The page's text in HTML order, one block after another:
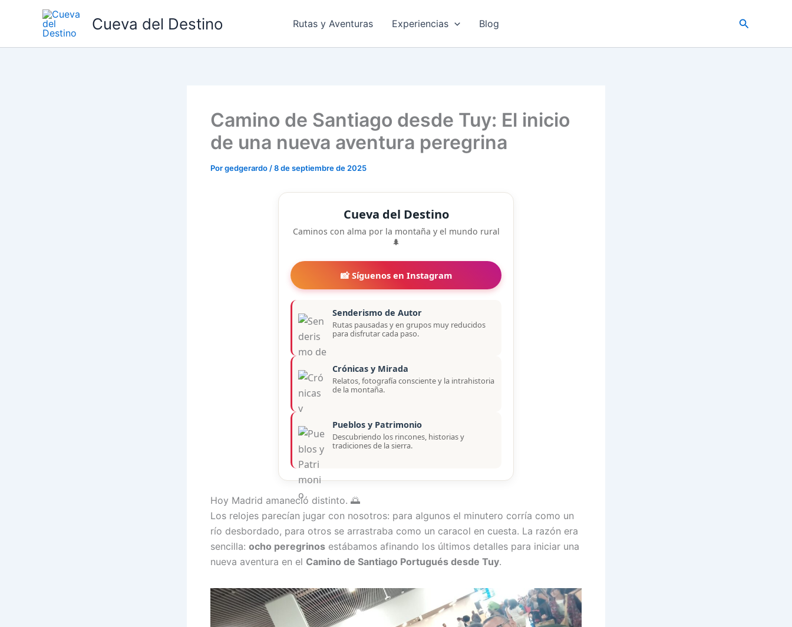
contenido
Cueva del Destino Rutas y Aventuras Experiencias Blog Buscar
Camino de Santiago desde Tuy: El inicio
de una nueva aventura peregrina
Porgedgerardo /8 de septiembre de 2025
Cueva del Destino
Caminos con alma por la montaña y el mundo rural
🌲
📸 Síguenos en Instagram
Senderismo de Autor
Rutas pausadas y en grupos muy reducidos
para disfrutar cada paso.
Crónicas y Mirada
Relatos, fotografía consciente y la intrahistoria
de la montaña.
Pueblos y Patrimonio
Descubriendo los rincones, historias y
tradiciones de la sierra.
Hoy Madrid amaneció distinto. 🌅
Los relojes parecían jugar con nosotros: para algunos el minutero corría como un
río desbordado, para otros se arrastraba como un caracol en cuesta. La razón era
sencilla: ocho peregrinos estábamos afinando los últimos detalles para iniciar una
nueva aventura en el Camino de Santiago Portugués desde Tuy.